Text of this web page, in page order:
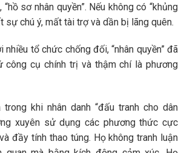
“hồ sơ nhân quyền”. Nếu không có “khủng
sự chú ý, mất tài trợ và dần bị lãng quên.
nhiều tổ chức chống đối, “nhân quyền” đã
công cụ chính trị và thậm chí là phương
khi nhân danh “đấu tranh cho dân
xuyên sử dụng các phương thức cực
đầy tính thao túng. Họ không tranh luận